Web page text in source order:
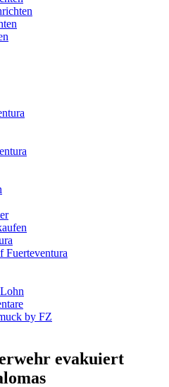
Fuerteventura
by FZ
evakuiert